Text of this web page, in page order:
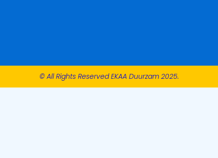
© All Rights Reserved EKAA Duurzam 2025.